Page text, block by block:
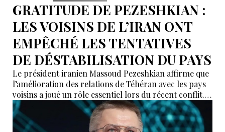
GRATITUDE DE PEZESHKIAN :
LES VOISINS DE L’IRAN ONT
EMPÊCHÉ LES TENTATIVES
DE DÉSTABILISATION DU PAYS
Le président iranien Massoud Pezeshkian affirme que
l’amélioration des relations de Téhéran avec les pays
voisins a joué un rôle essentiel lors du récent conflit.
Selon lui, les États de la région auraient empêché des
tentatives d’infiltration et de troubles aux frontières
nord-ouest et sud-est de l’Iran.